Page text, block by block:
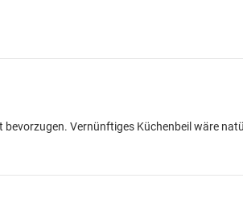
Vernünftiges Küchenbeil wäre